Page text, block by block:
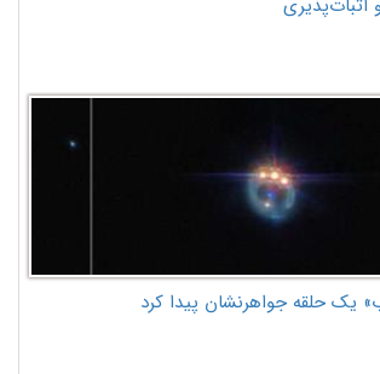
اثبات‌پذیری
یک حلقه جواهرنشان پیدا کرد